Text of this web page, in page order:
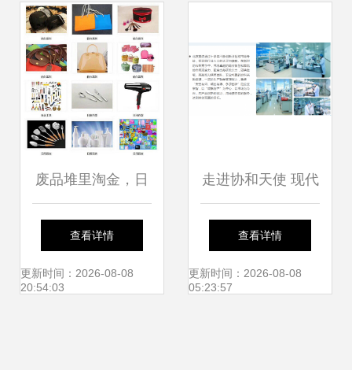
列表解析
废品堆里淘金，日
用百货焕新——义
乌万客来回收公司
查看详情
更新时间：2026-08-08
20:54:03
走进协和天使 现代
科技与安心日用的
一站式制造基地
查看详情
更新时间：2026-08-08
05:23:57